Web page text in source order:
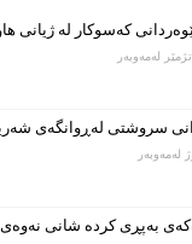
کەسوکار لە ژیانی
سروشتی لەڕوانگەی
بەپڕی کردە شانی نەوەی